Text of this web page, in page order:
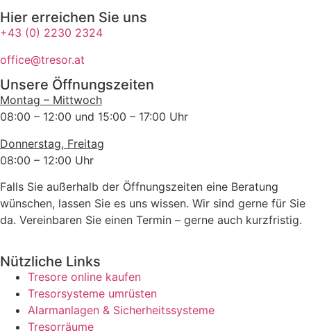
Hier erreichen Sie uns
+43 (0) 2230 2324
office@tresor.at
Unsere Öffnungszeiten
Montag – Mittwoch
08:00 – 12:00 und 15:00 – 17:00 Uhr
Donnerstag, Freitag
08:00 – 12:00 Uhr
Falls Sie außerhalb der Öffnungszeiten eine Beratung
wünschen, lassen Sie es uns wissen. Wir sind gerne für Sie
da. Vereinbaren Sie einen Termin – gerne auch kurzfristig.
Nützliche Links
Tresore online kaufen
Tresorsysteme umrüsten
Alarmanlagen & Sicherheitssysteme
Tresorräume